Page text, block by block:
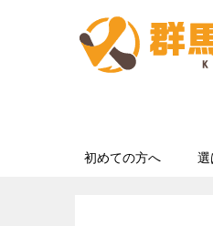
初めての方へ 選